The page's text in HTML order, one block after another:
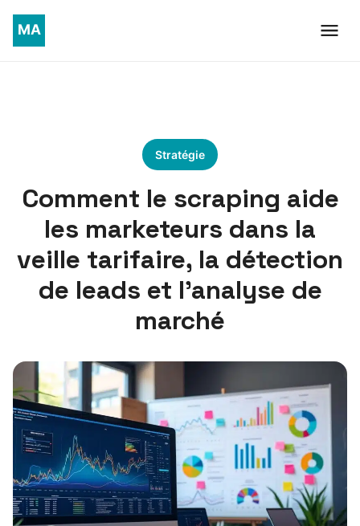
Stratégie
Comment le scraping aide
les marketeurs dans la
veille tarifaire, la détection
de leads et l’analyse de
marché